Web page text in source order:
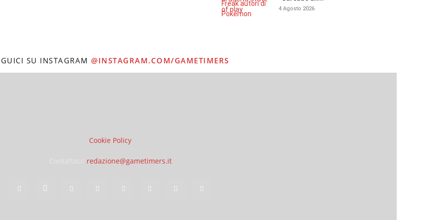
4 Agosto 2026
SU INSTAGRAM @INSTAGRAM.COM/GAMETIMERS
Cookie Policy
redazione@gametimers.it